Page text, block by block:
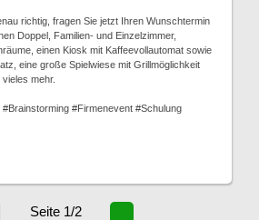
richtig, fragen Sie jetzt Ihren Wunschtermin
Doppel, Familien- und Einzelzimmer,
einen Kiosk mit Kaffeevollautomat sowie
eine große Spielwiese mit Grillmöglichkeit
mehr.
#Firmenevent #Schulung
Seite 1/2